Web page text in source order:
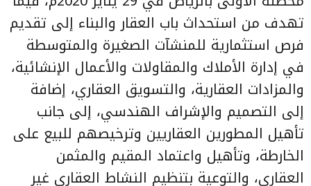
تهدف من استحداث باب العقار والبناء إلى تقديم
فرص استثمارية للمنشآت الصغيرة والمتوسطة
في إدارة الأملاك والمقاولات والأعمال الإنشائية،
والمزادات العقارية، والتسويق العقاري، إضافة
إلى التصميم والإشراف الهندسي، إلى جانب
تأهيل المطورين العقاريين وترخيصهم للبيع على
الخارطة، وتأهيل واعتماد المقيم والمثمن
العقاري، والتوعية بتنظيم النشاط العقاري غير